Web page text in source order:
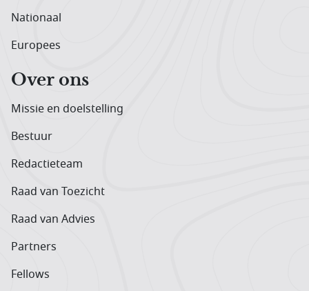
Nationaal
Europees
Over ons
Missie en doelstelling
Bestuur
Redactieteam
Raad van Toezicht
Raad van Advies
Partners
Fellows